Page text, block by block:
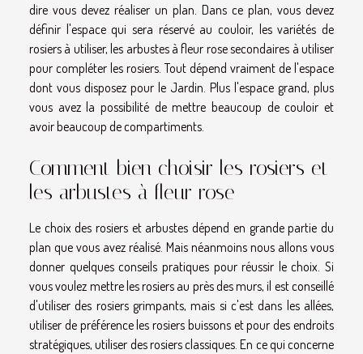
dire vous devez réaliser un plan. Dans ce plan, vous devez
définir l'espace qui sera réservé au couloir, les variétés de
rosiers à utiliser, les arbustes à fleur rose secondaires à utiliser
pour compléter les rosiers. Tout dépend vraiment de l'espace
dont vous disposez pour le Jardin. Plus l'espace grand, plus
vous avez la possibilité de mettre beaucoup de couloir et
avoir beaucoup de compartiments.
Comment bien choisir les rosiers et
les arbustes à fleur rose
Le choix des rosiers et arbustes dépend en grande partie du
plan que vous avez réalisé. Mais néanmoins nous allons vous
donner quelques conseils pratiques pour réussir le choix. Si
vous voulez mettre les rosiers au près des murs, il est conseillé
d'utiliser des rosiers grimpants, mais si c'est dans les allées,
utiliser de préférence les rosiers buissons et pour des endroits
stratégiques, utiliser des rosiers classiques. En ce qui concerne